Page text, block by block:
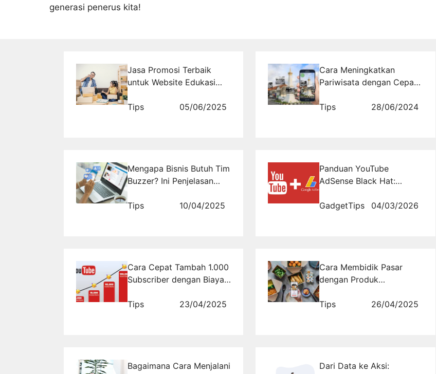
generasi penerus kita!
Jasa Promosi Terbaik
untuk Website Edukasi
Manfaatkan
Tips 05/06/2025
Cara Meningkatkan
Pariwisata dengan Cepat
Strategi Digital
Tips 28/06/2024
Mengapa Bisnis Butuh Tim
Buzzer? Ini Penjelasan
Tips
10/04/2025
Panduan YouTube
AdSense Black Hat:
RajaKomen.com
GadgetTips 04/03/2026
Cara Cepat Tambah 1.000
Subscriber dengan Biaya
Tips
23/04/2025
Cara Membidik Pasar
dengan Produk
Digital
Tips 26/04/2025
Bagaimana Cara Menjalani
Dari Data ke Aksi: